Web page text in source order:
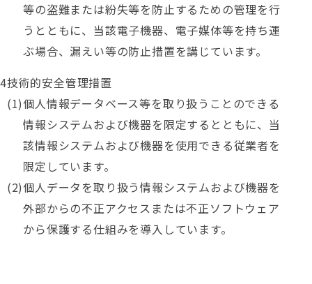
等の盗難または紛失等を防止するための管理を行
うとともに、当該電子機器、電子媒体等を持ち運
ぶ場合、漏えい等の防止措置を講じています。
技術的安全管理措置
個人情報データベース等を取り扱うことのできる
情報システムおよび機器を限定するとともに、当
該情報システムおよび機器を使用できる従業者を
限定しています。
個人データを取り扱う情報システムおよび機器を
外部からの不正アクセスまたは不正ソフトウェア
から保護する仕組みを導入しています。